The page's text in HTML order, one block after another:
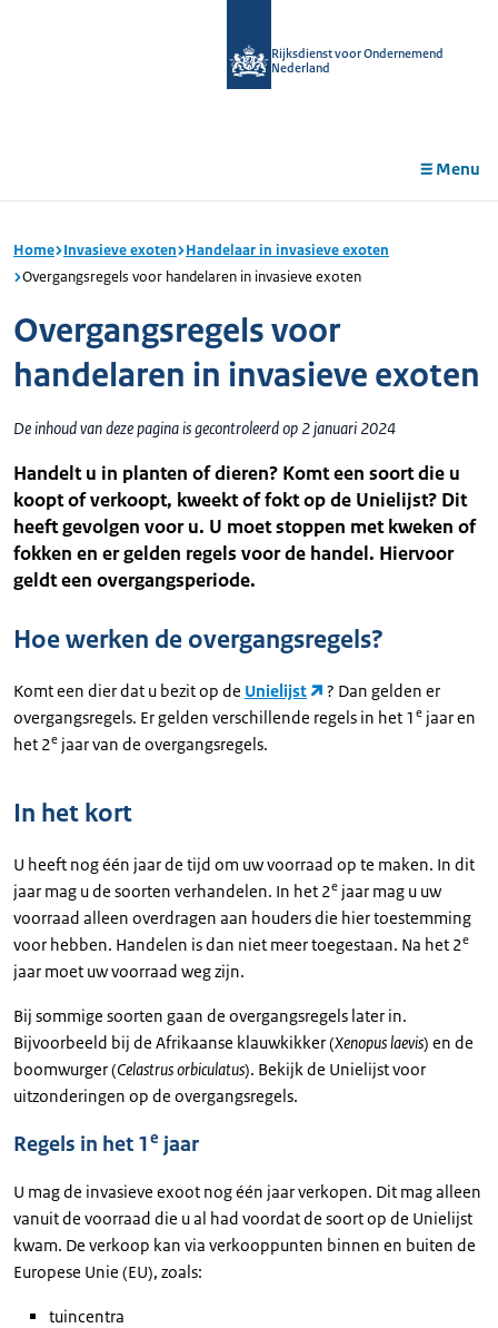
Rijksdienst voor Ondernemend
Nederland
Menu
Home Invasieve exoten Handelaar in invasieve exoten
Overgangsregels voor handelaren in invasieve exoten
Overgangsregels voor
handelaren in invasieve exoten
De inhoud van deze pagina is gecontroleerd op 2 januari 2024
Handelt u in planten of dieren? Komt een soort die u
koopt of verkoopt, kweekt of fokt op de Unielijst? Dit
heeft gevolgen voor u. U moet stoppen met kweken of
fokken en er gelden regels voor de handel. Hiervoor
geldt een overgangsperiode.
Hoe werken de overgangsregels?
Komt een dier dat u bezit op de Unielijst
? Dan gelden er
overgangsregels. Er gelden verschillende regels in het 1 e jaar en
het 2e jaar van de overgangsregels.
In het kort
U heeft nog één jaar de tijd om uw voorraad op te maken. In dit
jaar mag u de soorten verhandelen. In het 2e jaar mag u uw
voorraad alleen overdragen aan houders die hier toestemming
voor hebben. Handelen is dan niet meer toegestaan. Na het 2e
jaar moet uw voorraad weg zijn.
Bij sommige soorten gaan de overgangsregels later in.
Bijvoorbeeld bij de Afrikaanse klauwkikker (Xenopus laevis) en de
boomwurger (Celastrus orbiculatus). Bekijk de Unielijst voor
uitzonderingen op de overgangsregels.
Regels in het 1e jaar
U mag de invasieve exoot nog één jaar verkopen. Dit mag alleen
vanuit de voorraad die u al had voordat de soort op de Unielijst
kwam. De verkoop kan via verkooppunten binnen en buiten de
Europese Unie (EU), zoals:
tuincentra